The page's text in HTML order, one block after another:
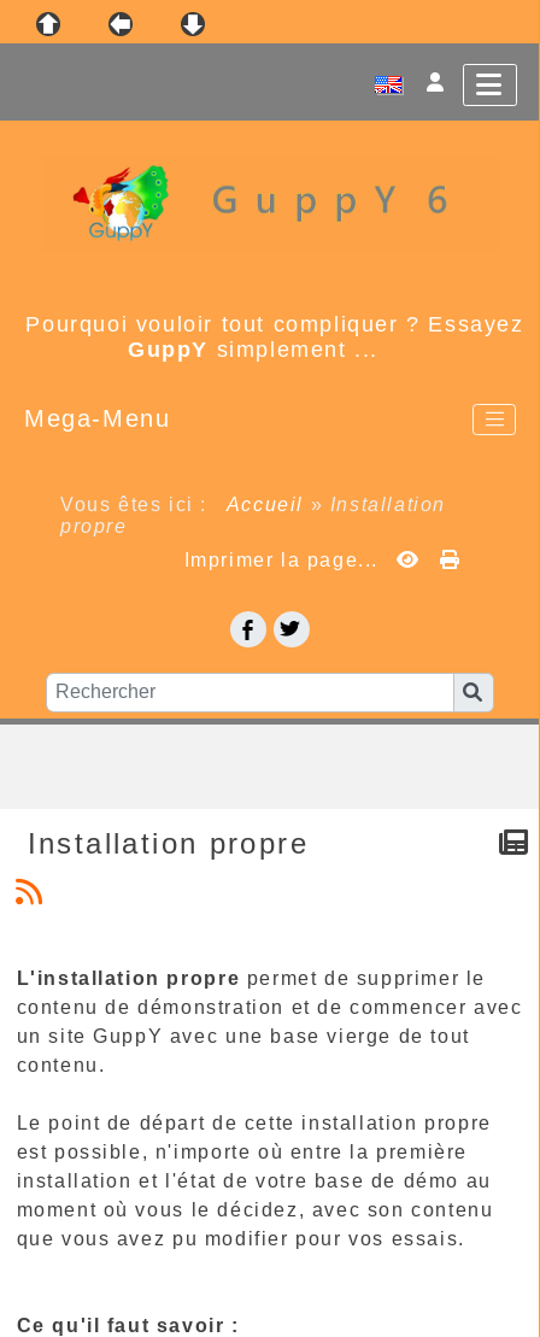
Pourquoi vouloir tout compliquer ? Essayez
GuppY simplement ...
Mega-Menu
Vous êtes ici : Accueil » Installation
propre
Imprimer la page...
Installation propre
L'installation propre permet de supprimer le
contenu de démonstration et de commencer avec
un site GuppY avec une base vierge de tout
contenu.
Le point de départ de cette installation propre
est possible, n'importe où entre la première
installation et l'état de votre base de démo au
moment où vous le décidez, avec son contenu
que vous avez pu modifier pour vos essais.
Ce qu'il faut savoir :